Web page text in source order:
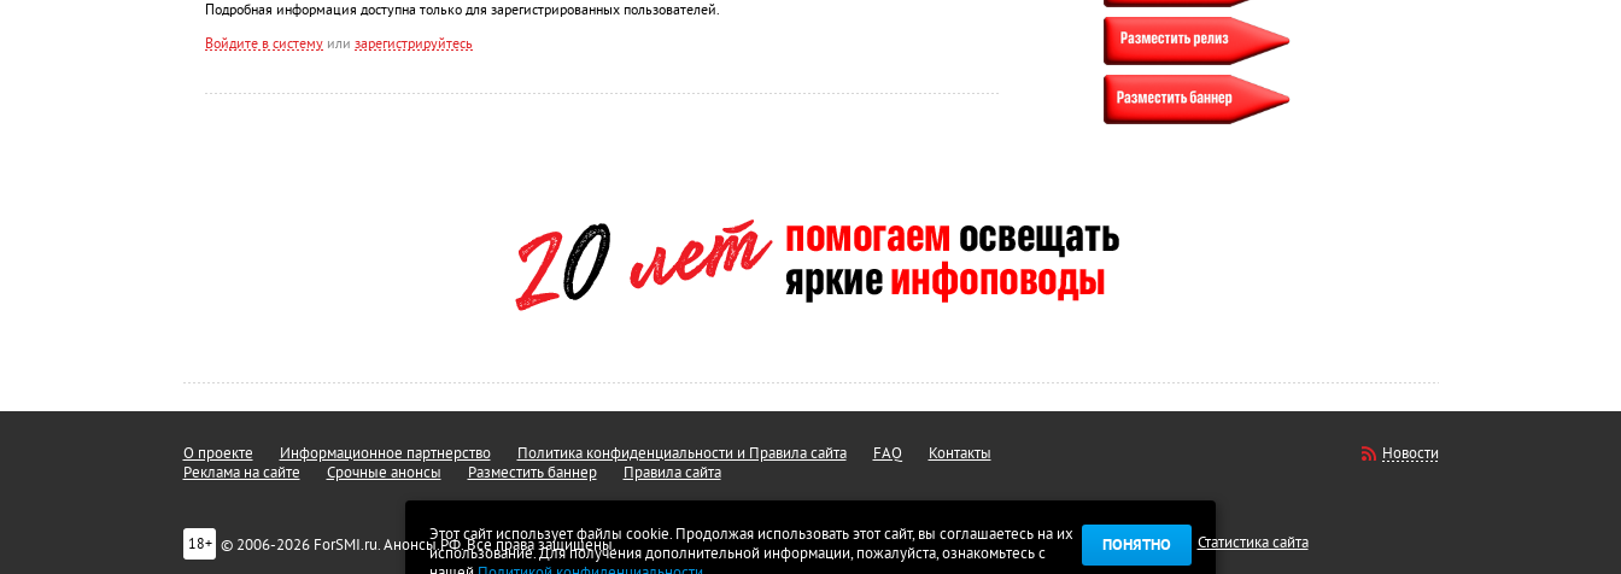
Подробная информация доступна только для зарегистрированных пользователей.
Войдите в системуили зарегистрируйтесь
Этот сайт использует файлы cookie. Продолжая использовать этот сайт, вы соглашаетесь на их
использование. Для получения дополнительной информации, пожалуйста, ознакомьтесь с
ПОНЯТНО
О проекте Информационное партнерство Политика конфиденциальности и Правила сайта FAQ
Контакты
Реклама на сайте
Срочные анонсы Разместить баннер Правила сайта
18+ © 2006-2026 ForSMI.ru. Анонсы.РФ. Все права защищены.
Новости
Статистика сайта